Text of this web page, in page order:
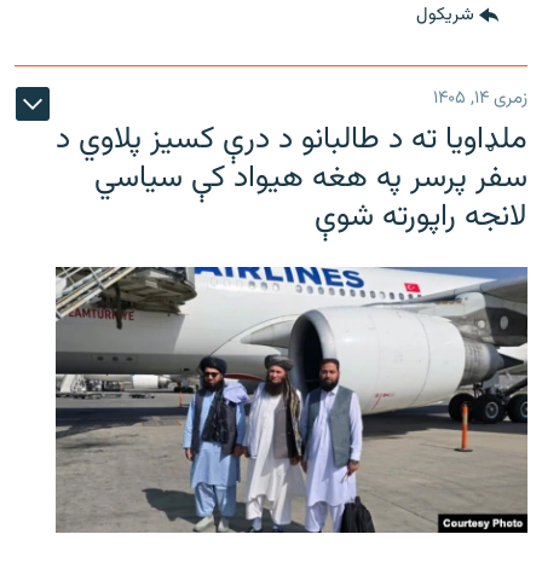
شريکول
زمری ۱۴, ۱۴۰۵
ملډاویا ته د طالبانو د درې کسیز پلاوي د
سفر پرسر په هغه هیواد کې سیاسي
لانجه راپورته شوې